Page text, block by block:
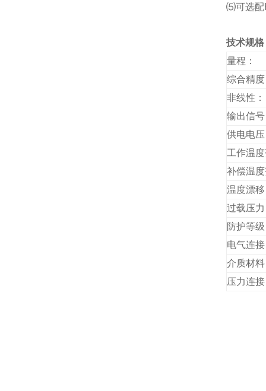
⑸可选配
技术规格
量程：
综合精
非线性：
输出信
供电电
工作温
补偿温
温度漂移
过载压
防护等级
电气连
介质材
压力连